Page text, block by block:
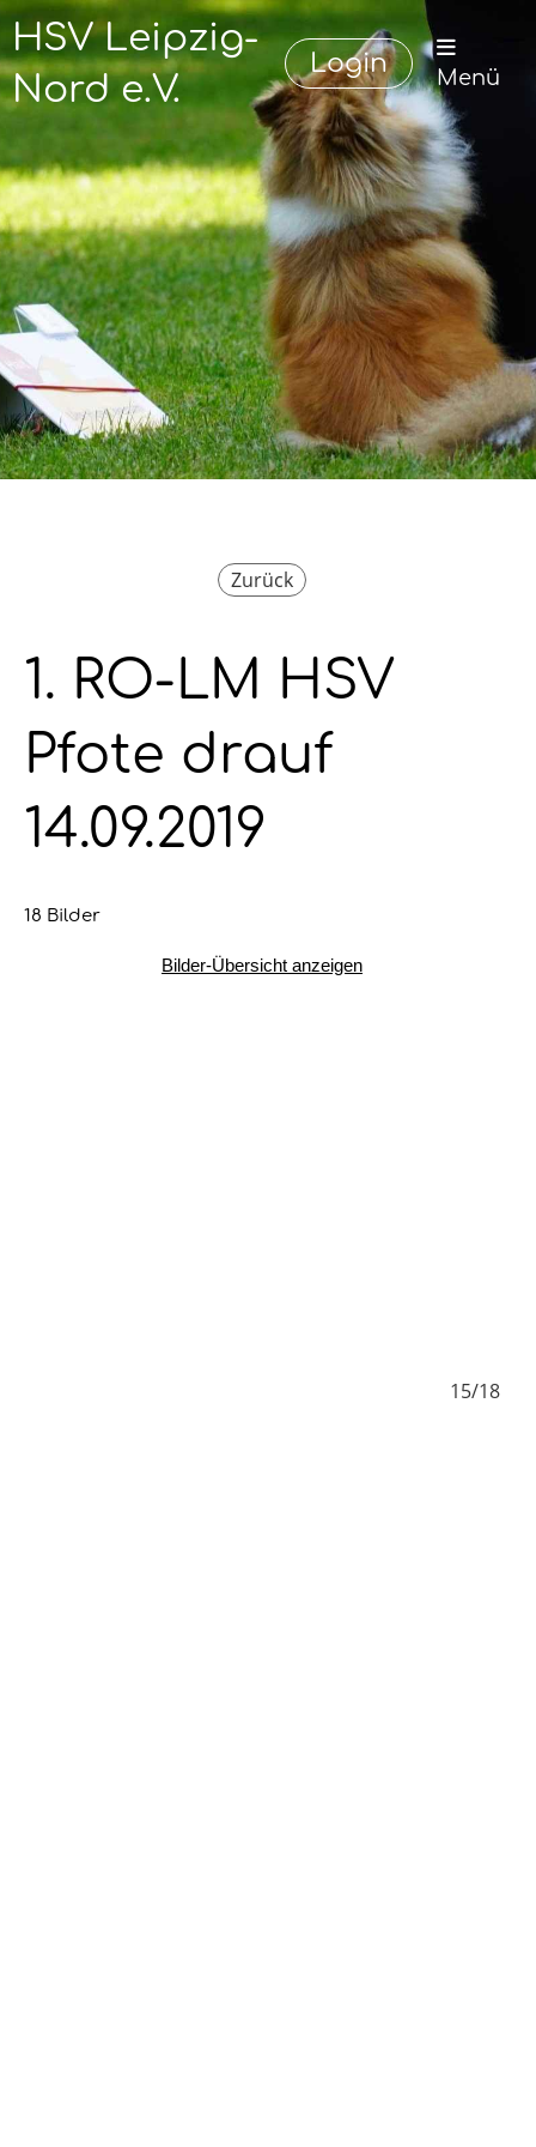
HSV Leipzig-
Nord e.V.
Login Menü
Zurück
1. RO-LM HSV
Pfote drauf
14.09.2019
18 Bilder
Bilder-Übersicht anzeigen
15/18